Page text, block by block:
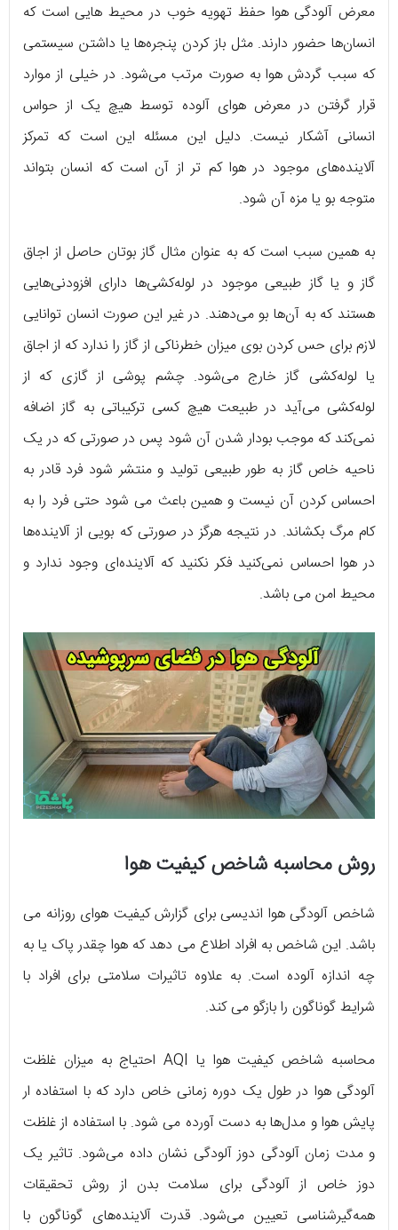
معرض آلودگی هوا حفظ تهویه خوب در محیط‌ هایی است که
انسان‌ها حضور دارند. مثل باز کردن پنجره‌ها یا داشتن سیستمی
که سبب گردش هوا به صورت مرتب می‌شود. در خیلی از موارد
قرار گرفتن در معرض هوای آلوده توسط هیچ یک از حواس
انسانی آشکار نیست. دلیل این مسئله این است که تمرکز
آلاینده‌های موجود در هوا کم تر از آن است که انسان بتواند
متوجه بو یا مزه آن شود.
به همین سبب است که به عنوان مثال گاز بوتان حاصل از اجاق‌
گاز و یا گاز طبیعی موجود در لوله‌کشی‌ها دارای افزودنی‌هایی
هستند که به آن‌ها بو می‌دهند. در غیر این صورت انسان توانایی
لازم برای حس کردن بوی میزان خطرناکی از گاز را ندارد که از اجاق
یا لوله‌کشی گاز خارج می‌شود. چشم پوشی از گازی که از
لوله‌کشی می‌آید در طبیعت هیچ کسی ترکیباتی به گاز اضافه
نمی‌کند که موجب بودار شدن آن شود پس در صورتی که در یک
ناحیه خاص گاز به طور طبیعی تولید و منتشر شود فرد قادر به
احساس کردن آن نیست و همین باعث می شود حتی فرد را به
کام مرگ بکشاند. در نتیجه هرگز در صورتی که بویی از آلاینده‌ها
در هوا احساس نمی‌کنید فکر نکنید که آلاینده‌ای وجود ندارد و
محیط امن می باشد.
روش محاسبه شاخص کیفیت هوا
شاخص آلودگی هوا اندیسی برای گزارش کیفیت هوای روزانه می
باشد. این شاخص به افراد اطلاع می دهد که هوا چقدر پاک یا به
چه اندازه آلوده است. به علاوه تاثیرات سلامتی برای افراد با
شرایط گوناگون را بازگو می کند.
محاسبه شاخص کیفیت هوا یا AQI احتیاج به میزان غلظت
آلودگی هوا در طول یک دوره زمانی خاص دارد که با استفاده ار
پایش هوا و مدل‌ها به دست آورده می شود. با استفاده از غلظت
و مدت زمان آلودگی دوز آلودگی نشان داده می‌شود. تاثیر یک
دوز خاص از آلودگی برای سلامت بدن از روش تحقیقات
همه‌گیرشناسی تعیین می‌شود. قدرت آلاینده‌های گوناگون با